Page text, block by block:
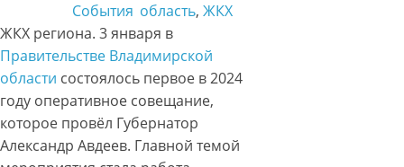
События область, ЖКХ
ЖКХ региона. 3 января в
Правительстве Владимирской
области состоялось первое в 2024
году оперативное совещание,
которое провёл Губернатор
Александр Авдеев. Главной темой